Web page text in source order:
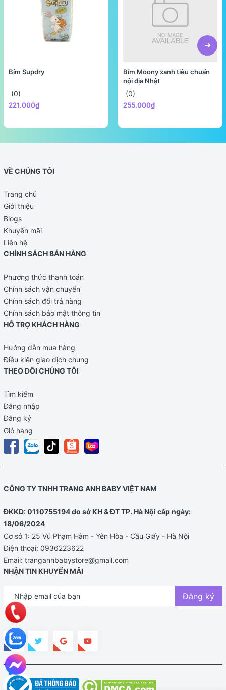
Bỉm Supdry
(0)
221.000₫
Bỉm Moony xanh tiêu chuẩn
nội địa Nhật
(0)
255.000₫
VỀ CHÚNG TÔI
Trang chủ
Giới thiệu
Blogs
Khuyến mãi
Liên hệ
CHÍNH SÁCH BÁN HÀNG
Phương thức thanh toán
Chính sách vận chuyển
Chính sách đổi trả hàng
Chính sách bảo mật thông tin
HỖ TRỢ KHÁCH HÀNG
Hướng dẫn mua hàng
Điều kiên giao dịch chung
THEO DÕI CHÚNG TÔI
Tìm kiếm
Đăng nhập
Đăng ký
Giỏ hàng
CÔNG TY TNHH TRANG ANH BABY VIỆT NAM
ĐKKD: 0110755194 do sở KH & ĐT TP. Hà Nội cấp ngày:
18/06/2024
Cơ sở 1: 25 Vũ Phạm Hàm - Yên Hòa - Cầu Giấy - Hà Nội
Điện thoại: 0936223622
Email: tranganhbabystore@gmail.com
NHẬN TIN KHUYẾN MÃI
Đăng ký